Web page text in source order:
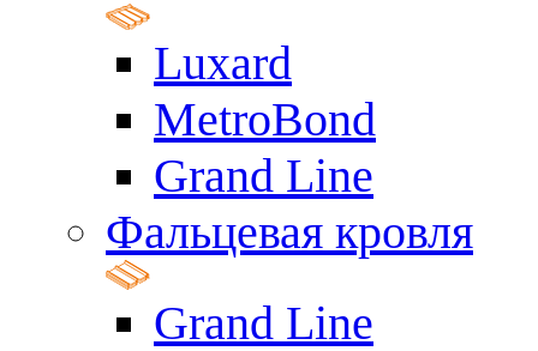
Luxard
MetroBond
Grand Line
Фальцевая кровля
Grand Line